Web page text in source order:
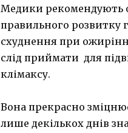
Медики рекомендують
правильного розвитку
схуднення при
слід приймати для
клімаксу.
Вона прекрасно
лише декількох днів